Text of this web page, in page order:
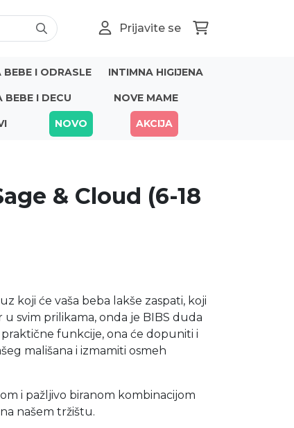
Prijavite se
I ODRASLE INTIMNA HIGIJENA
BEBE I DECU NOVE MAME
NOVO AKCIJA
& Cloud (6-18
koji će vaša beba lakše zaspati, koji
svim prilikama, onda je BIBS duda
praktične funkcije, ona će dopuniti i
mališana i izmamiti osmeh
i pažljivo biranom kombinacijom
našem tržištu.